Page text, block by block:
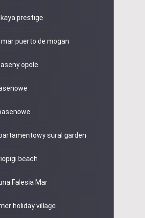
prestige
puerto de mogan
opole
sural garden
beach
Falesia Mar
holiday village